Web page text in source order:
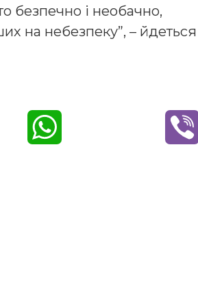
безпечно і необачно,
на небезпеку”, – йдеться